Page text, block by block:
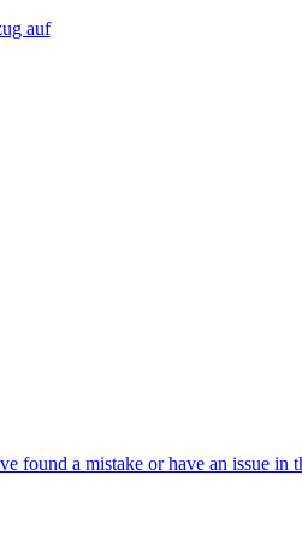
auf
found a mistake or have an issue in